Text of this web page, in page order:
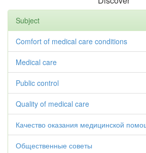
Subject
Comfort of medical care conditions
Medical care
Public control
Quality of medical care
Качество оказания медицинской
Общественные советы